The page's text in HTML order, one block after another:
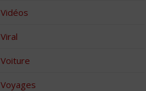
Vidéos
Viral
Voiture
Voyages